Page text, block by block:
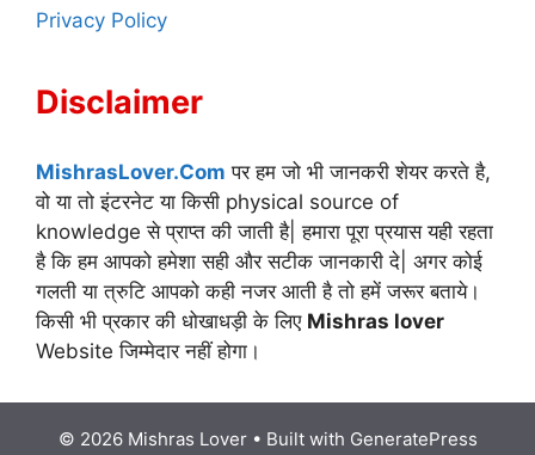
Privacy Policy
Disclaimer
MishrasLover.Com पर हम जो भी जानकरी शेयर करते है,
वो या तो इंटरनेट या किसी physical source of
knowledge से प्राप्त की जाती है| हमारा पूरा प्रयास यही रहता
है कि हम आपको हमेशा सही और सटीक जानकारी दे| अगर कोई
गलती या त्रुटि आपको कही नजर आती है तो हमें जरूर बताये।
किसी भी प्रकार की धोखाधड़ी के लिए Mishras lover
Website जिम्मेदार नहीं होगा।
© 2026 Mishras Lover• Built with GeneratePress